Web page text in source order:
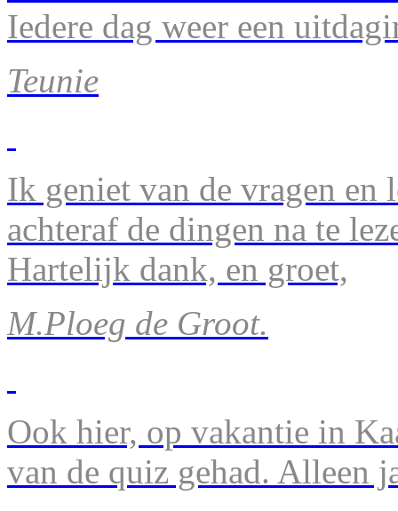
Iedere dag weer een
Teunie
Ik geniet van de vragen en
achteraf de dingen na te
Hartelijk dank, en groet,
M.Ploeg de Groot.
Ook hier, op vakantie in
van de quiz gehad. Alleen